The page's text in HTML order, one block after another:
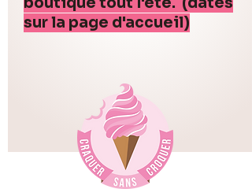
sur la page d'accueil)